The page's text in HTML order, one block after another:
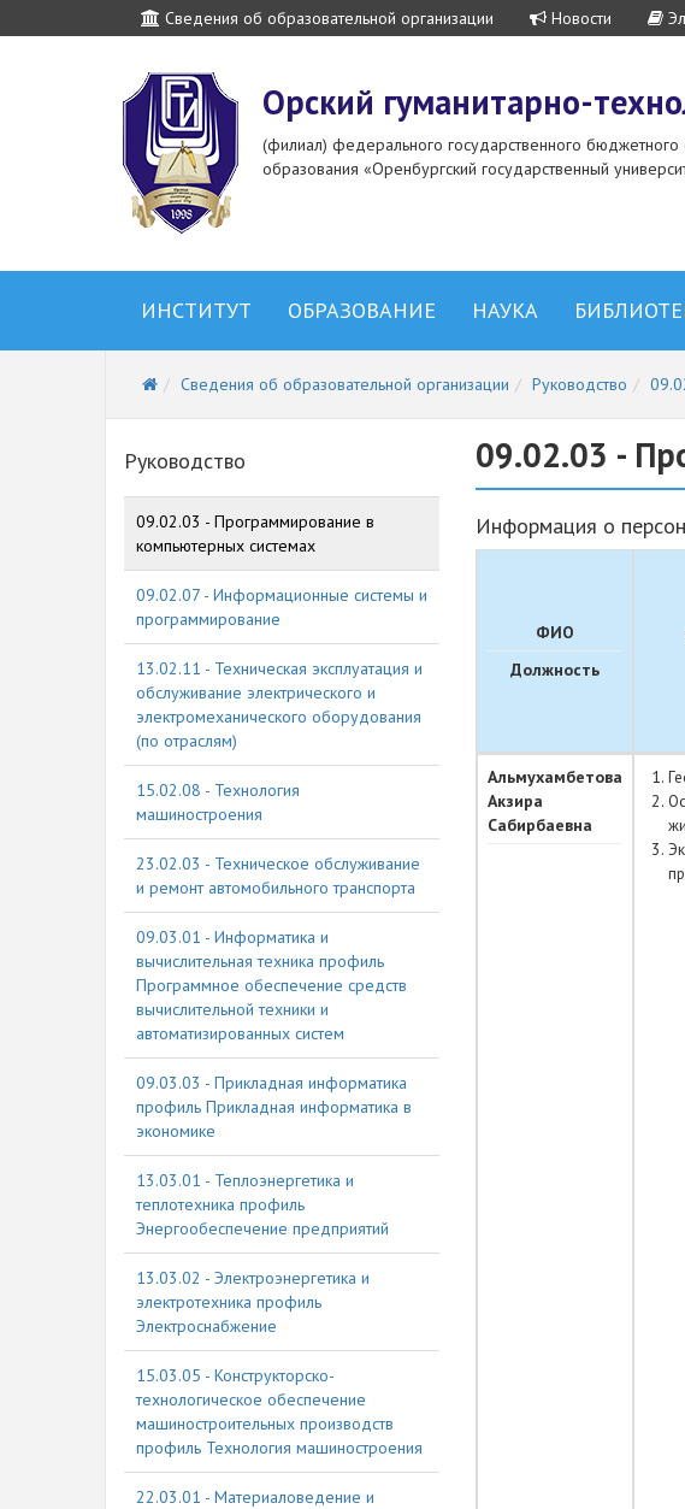
Сведения об образовательной организации Новости
Орский гуманитарно-
(филиал) федерального государственного
образования «Оренбургский государственный
ИНСТИТУТ ОБРАЗОВАНИЕ НАУКА
Сведения об образовательной организации Руководство
Руководство
09.02.03 - Программирование в
компьютерных системах
09.02.07 - Информационные системы и
программирование
13.02.11 - Техническая эксплуатация и
обслуживание электрического и
электромеханического оборудования
(по отраслям)
15.02.08 - Технология
машиностроения
23.02.03 - Техническое обслуживание
и ремонт автомобильного транспорта
09.03.01 - Информатика и
вычислительная техника профиль
Программное обеспечение средств
вычислительной техники и
автоматизированных систем
09.03.03 - Прикладная информатика
профиль Прикладная информатика в
экономике
13.03.01 - Теплоэнергетика и
теплотехника профиль
Энергообеспечение предприятий
13.03.02 - Электроэнергетика и
электротехника профиль
Электроснабжение
15.03.05 - Конструкторско-
технологическое обеспечение
машиностроительных производств
профиль Технология машиностроения
22.03.01 - Материаловедение и
09.02.03 -
Информация о
ФИО
Должность
Альмухамбетова
Акзира
Сабирбаевна